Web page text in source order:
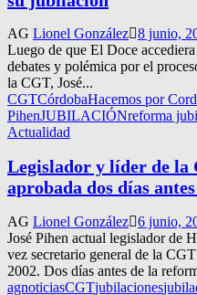
AG Lionel González 8 junio,
Luego de que El Doce
debates y polémica por el
la CGT, José...
CGTCórdobaHacemos por
PihenJUBILACIÓNreforma
Actualidad
Legislador y líder de la
aprobada dos días
AG Lionel González 6 junio,
José Pihen actual legislador de
vez secretario general de la
2002. Dos días antes de la
agnoticiasCGTjubilaciones